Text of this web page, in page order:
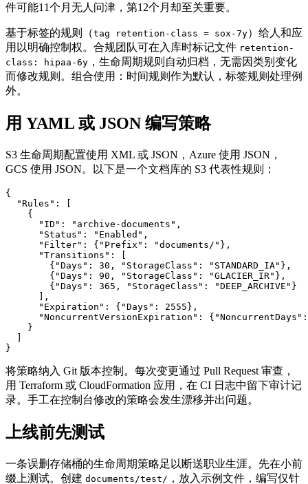
件可能11个月无人问津，第12个月却至关重要。
基于标签的规则（tag retention-class = sox-7y）给人和应
用以明确控制权。合规团队可在入库时标记文件 retention-
class: hipaa-6y ，生命周期规则自动归档，无需因类别变化
而修改规则。组合使用：时间规则作为默认，标签规则处理例
外。
用 YAML 或 JSON 编写策略
S3 生命周期配置使用 XML 或 JSON，Azure 使用 JSON，
GCS 使用 JSON。以下是一个文档库的 S3 代表性规则：
{
  "Rules": [
    {
      "ID": "archive-documents",
      "Status": "Enabled",
      "Filter": {"Prefix": "documents/"},
      "Transitions": [
        {"Days": 30, "StorageClass": "STANDARD_IA"},
        {"Days": 90, "StorageClass": "GLACIER_IR"},
        {"Days": 365, "StorageClass": "DEEP_ARCHIVE"}
      ],
      "Expiration": {"Days": 2555},
"NoncurrentVersionExpiration":
    }
将策略纳入 Git 版本控制。每次变更通过 Pull Request 审查，
用 Terraform 或 CloudFormation 应用，在 CI 日志中留下审计记
录。手工在控制台修改的策略会发生漂移并出问题。
上线前先测试
一条误删存储桶的生命周期策略足以断送职业生涯。先在小前
缀上测试。创建 documents/test/ ，放入示例文件，编写仅针